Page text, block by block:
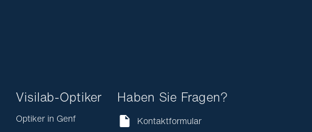
Visilab-Optiker
Optiker in Genf
Haben Sie Fragen?
Kontaktformular